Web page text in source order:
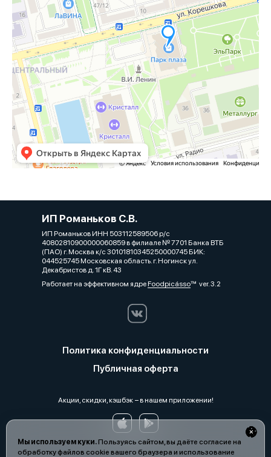
Мы используем куки.Пользуясь сайтом, вы даёте согласие на
обработку файлов cookie вашего браузера и использование
ИП Романьков С.В.
ИП Романьков ИНН 503112589506 р/с
40802810900000060859 в филиале № 7701 Банка ВТБ
(ПАО) г. Москва к/с 30101810345250000745 БИК:
044525745 Московская область. г. Ногинск ул.
Декабристов д. 1Г кВ. 43
Работает на эффективном ядреFoodpicássover. 3.2
Политика конфиденциальности
Публичная оферта
Акции, скидки, кэшбэк − в нашем приложении!